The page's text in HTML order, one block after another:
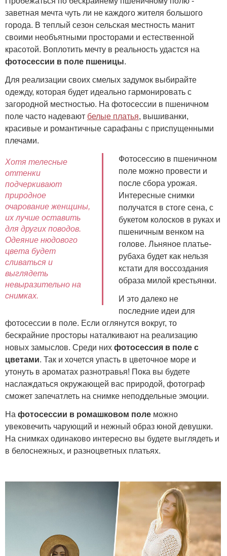
заветная мечта чуть ли не каждого жителя большого
города. В теплый сезон сельская местность манит
своими необъятными просторами и естественной
красотой. Воплотить мечту в реальность удастся на
фотосессии в поле пшеницы.
Для реализации своих смелых задумок выбирайте
одежду, которая будет идеально гармонировать с
загородной местностью. На фотосессии в пшеничном
поле часто надевают белые платья, вышиванки,
красивые и романтичные сарафаны с приспущенными
плечами.
Хотя телесные
оттенки
подчеркивают
природное
очарование женщины,
их лучше оставить
для других поводов.
Одеяние нюдового
цвета будет
сливаться и
выглядеть
невыразительно на
снимках.
Фотосессию в пшеничном
поле можно провести и
после сбора урожая.
Интересные снимки
получатся в стоге сена, с
букетом колосков в руках и
пшеничным венком на
голове. Льняное платье-
рубаха будет как нельзя
кстати для воссоздания
образа милой крестьянки.
И это далеко не
последние идеи для
фотосессии в поле. Если оглянутся вокруг, то
бескрайние просторы наталкивают на реализацию
новых замыслов. Среди них фотосессия в поле с
цветами. Так и хочется упасть в цветочное море и
утонуть в ароматах разнотравья! Пока вы будете
наслаждаться окружающей вас природой, фотограф
сможет запечатлеть на снимке неподдельные эмоции.
На фотосессии в ромашковом поле можно
увековечить чарующий и нежный образ юной девушки.
На снимках одинаково интересно вы будете выглядеть и
в белоснежных, и разноцветных платьях.